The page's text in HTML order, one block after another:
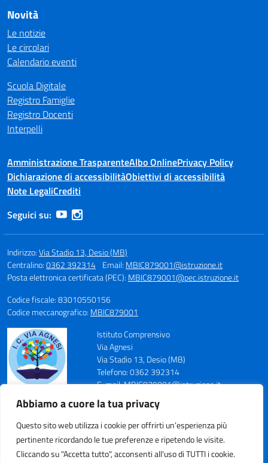
Abbiamo a cuore la tua privacy
Questo sito web utilizza i cookie per offrirti un’esperienza più
pertinente ricordando le tue preferenze e ripetendo le visite.
Cliccando su "Accetta tutto", acconsenti all'uso di TUTTI i cookie.
Novità
Le notizie
Le circolari
Calendario eventi
Scuola Digitale
Registro Famiglie
Registro Docenti
Interpelli
Amministrazione TrasparenteAlbo OnlinePrivacy Policy
Dichiarazione di accessibilitàObiettivi di accessibilità
Note LegaliCrediti
Seguici su:
Indirizzo:Via Stadio 13, Desio (MB)
Centralino:0362 392314 Email: MBIC879001@istruzione.it
Posta elettronica certificata (PEC): MBIC879001@pec.istruzione.it
Codice fiscale: 83010550156
Codice meccanografico: MBIC879001
Istituto Comprensivo
Via Agnesi
Via Stadio 13, Desio (MB)
Telefono: 0362 392314
E-mail: MBIC879001@istruzione.it
PEC: MBIC879001@pec.istruzione.it
Codice Meccanografico: MBIC879001
Codice Fiscale: 83010550156